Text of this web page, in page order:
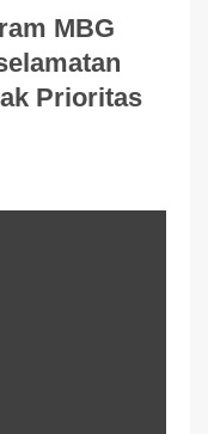
MBG
Prioritas